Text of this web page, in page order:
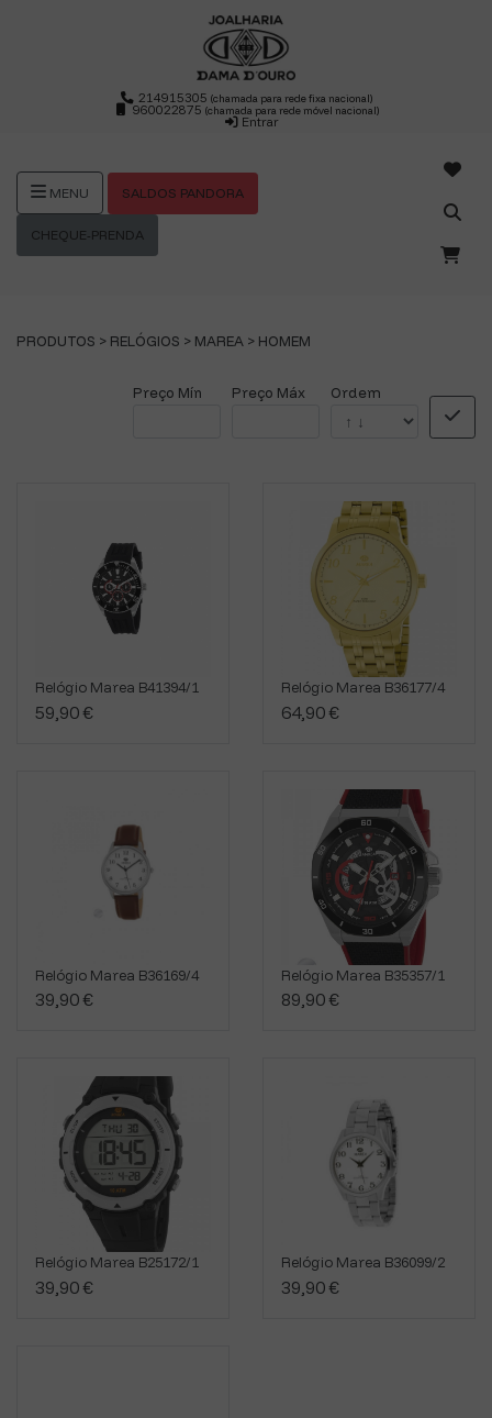
214915305(chamada para rede fixa nacional)
960022875 (chamada para rede móvel nacional)
Entrar
MENU SALDOS PANDORA
CHEQUE-PRENDA
PRODUTOS > RELÓGIOS > MAREA > HOMEM
Preço Mín Preço Máx Ordem
Relógio Marea B41394/1
59,90 €
Relógio Marea B36177/4
64,90 €
Relógio Marea B36169/4
39,90 €
Relógio Marea B35357/1
89,90 €
Relógio Marea B25172/1
39,90 €
Relógio Marea B36099/2
39,90 €